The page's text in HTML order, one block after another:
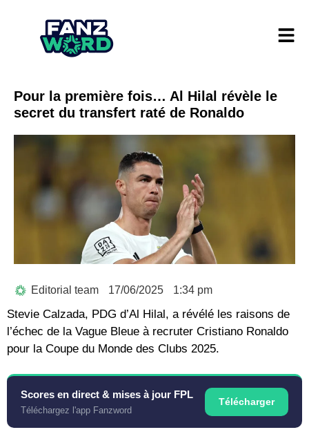
Pour la première fois… Al Hilal révèle le
secret du transfert raté de Ronaldo
Editorial team 17/06/2025 1:34 pm
Stevie Calzada, PDG d’Al Hilal, a révélé les raisons de
l’échec de la Vague Bleue à recruter Cristiano Ronaldo
pour la Coupe du Monde des Clubs 2025.
Scores en direct & mises à jour FPL
Téléchargez l'app Fanzword
Télécharger